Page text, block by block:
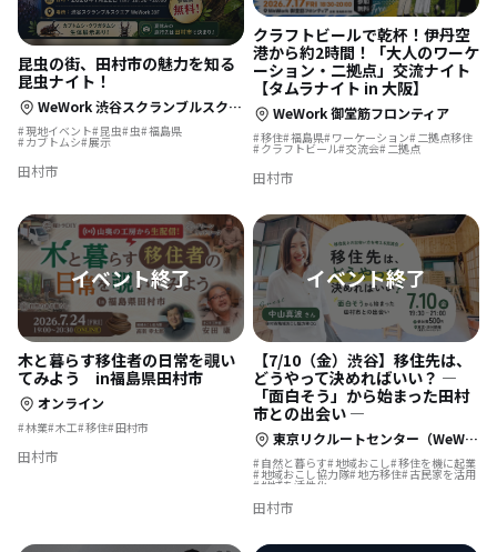
昆虫の街、田村市の魅力を知る
昆虫ナイト！
WeWork 渋谷スクランブルスクエア 39F
現地イベント 昆虫 虫 福島県
カブトムシ 展示
田村市
クラフトビールで乾杯！伊丹空
港から約2時間！「大人のワーケ
ーション・二拠点」交流ナイト
【タムラナイト in 大阪】
WeWork 御堂筋フロンティア
移住 福島県 ワーケーション 二拠点移住
クラフトビール 交流会 二拠点
田村市
木と暮らす移住者の日常を覗い
てみよう in福島県田村市
オンライン
林業 木工 移住 田村市
田村市
【7/10（金）渋谷】移住先は、
どうやって決めればいい？ ―
「面白そう」から始まった田村
市との出会い ―
東京リクルートセンター（WeWork 渋谷スクランブルスクエア内）
自然と暮らす 地域おこし 移住を機に起業
地域おこし協力隊 地方移住 古民家を活用
地域を活性化
田村市